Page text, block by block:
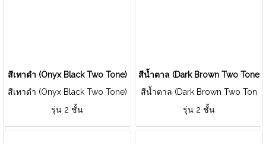
สีเทาดำ (Onyx Black Two Tone)
สีเทาดำ (Onyx Black Two Tone)
รุ่น 2 ชั้น
สีน้ำตาล (Dark Brown Two Tone)
สีน้ำตาล (Dark Brown Two Ton
e)
รุ่น 2 ชั้น